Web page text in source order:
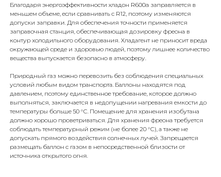
Благодаря энергоэффективности хладон R600a заправляется в
меньшем объеме, если сравнивать с R12, поэтому изменяются
допуски заправки. Для обеспечения точности применяется
заправочная станция, обеспечивающая дозировку фреона в
контур холодильного оборудования. Хладагент не приносит вреда
окружающей среде и здоровью людей, поэтому лишнее количество
вещества выпускается безопасно в атмосферу.
Природный газ можно перевозить без соблюдения специальных
условий любым видом транспорта. Баллоны находятся под
давлением, поэтому единственное требование, которое должно
выполняться, заключается в недопущении нагревания емкости до
температуры больше 50 °С. Помещение для хранения изобутана
должно хорошо проветриваться. Для хранения фреона требуется
соблюдать температурный режим (не более 20 °С), а также не
допускать прямого воздействия солнечных лучей. Запрещается
размещать баллон с газом в непосредственной близости от
источника открытого огня.